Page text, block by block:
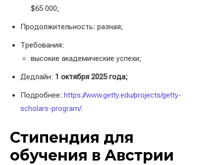
$65 000;
Продолжительность: разная;
Требования:
высокие академические успехи;
Дедлайн: 1 октября 2025 года;
Подробнее: https://www.getty.edu/projects/getty-
scholars-program/.
Стипендия для
обучения в Австрии